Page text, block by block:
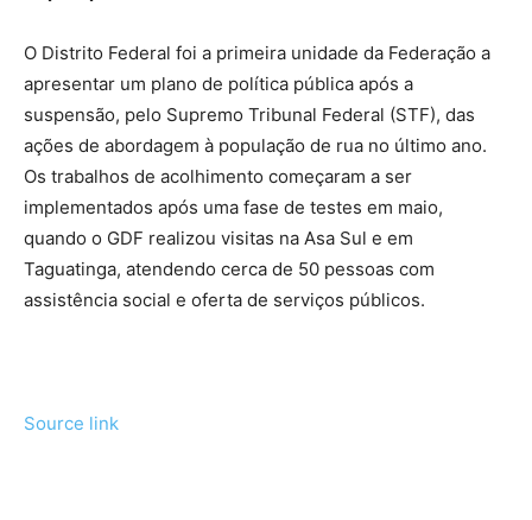
O Distrito Federal foi a primeira unidade da Federação a
apresentar um plano de política pública após a
suspensão, pelo Supremo Tribunal Federal (STF), das
ações de abordagem à população de rua no último ano.
Os trabalhos de acolhimento começaram a ser
implementados após uma fase de testes em maio,
quando o GDF realizou visitas na Asa Sul e em
Taguatinga, atendendo cerca de 50 pessoas com
assistência social e oferta de serviços públicos.
Source link